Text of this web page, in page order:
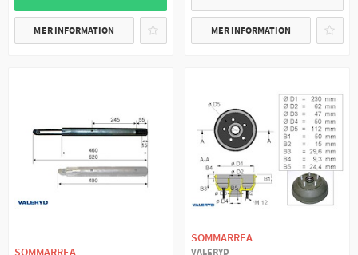
MER INFORMATION MER INFORMATION
SOMMARREA
SOMMARREA
VALERYD